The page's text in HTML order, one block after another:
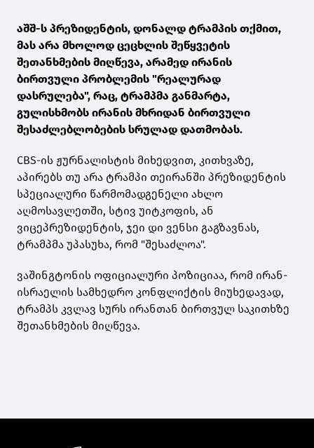
აშშ-ს პრეზიდენტის, დონალდ ტრამპის თქმით,
მას არა მხოლოდ ცეცხლის შეწყვეტის
შეთანხმების მიღწევა, არამედ ირანის
ბირთვული პრობლემის "რეალურად
დასრულება", რაც, ტრამპმა განმარტა,
გულისხმობს ირანის მხრიდან ბირთვული
შესაძლებლობების სრულად დათმობას.
CBS-ის ჟურნალისტის მიხედვით, კითხვაზე,
აპირებს თუ არა ტრამპი თეირანში პრეზიდენტის
სპეციალური წარმომადგენელი ახლო
აღმოსავლეთში, სტივ უიტკოფის, ან
ვიცეპრეზიდენტის, ჯეი დი ვენსი გაგზავნას,
ტრამპმა უპასუხა, რომ "შესაძლოა".
ვაშინგტონის ოფიციალური პოზიციაა, რომ ირან-
ისრაელის სამხედრო კონფლიქტის მიუხედავად,
ტრამპს კვლავ სურს ირანთან ბირთვულ საკითხზე
შეთანხმების მიღწევა.